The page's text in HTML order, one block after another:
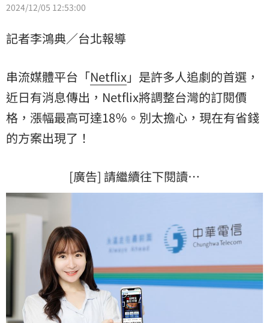
2024/12/05 12:53:00
記者李鴻典／台北報導
串流媒體平台「Netflix」是許多人追劇的首選，
近日有消息傳出，Netflix將調整台灣的訂閱價
格，漲幅最高可達18％。別太擔心，現在有省錢
的方案出現了！
[廣告] 請繼續往下閱讀…